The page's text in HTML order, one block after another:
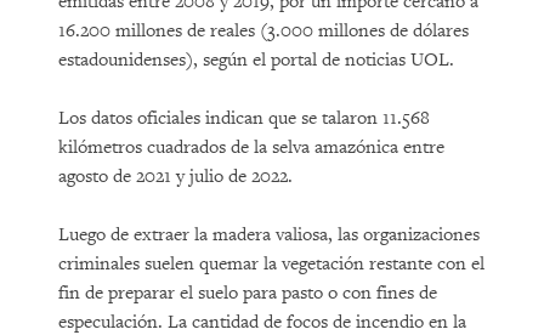
16.200 millones de reales (3.000 millones de dólares
estadounidenses), según el portal de noticias UOL.
Los datos oficiales indican que se talaron 11.568
kilómetros cuadrados de la selva amazónica entre
agosto de 2021 y julio de 2022.
Luego de extraer la madera valiosa, las organizaciones
criminales suelen quemar la vegetación restante con el
fin de preparar el suelo para pasto o con fines de
especulación. La cantidad de focos de incendio en la